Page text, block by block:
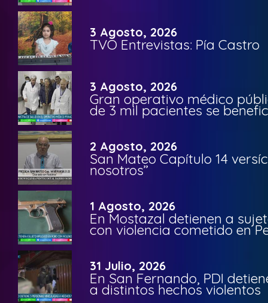
3 Agosto, 2026
TVO Entrevistas: Pía Castro
3 Agosto, 2026
Gran operativo médico
de 3 mil pacientes se
2 Agosto, 2026
San Mateo Capítulo 14
nosotros”
1 Agosto, 2026
En Mostazal detienen a
con violencia cometido en
31 Julio, 2026
En San Fernando, PDI
a distintos hechos violentos